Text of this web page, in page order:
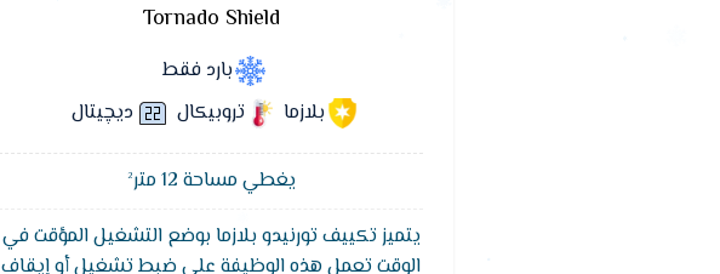
Tornado Shield
بارد فقط
بلازما
تروبيكال ديچيتال
يغطي مساحة 12 متر²
يتميز تكييف تورنيدو بلازما بوضع التشغيل المؤقت في
الوقت تعمل هذه الوظيفة على ضبط تشغيل أو إيقاف